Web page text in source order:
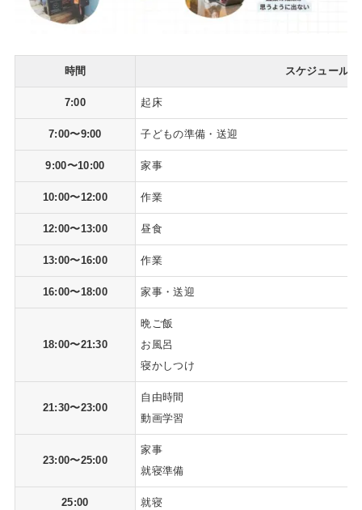
時間 スケジュール
7:00 起床
7:00〜9:00 子どもの準備・送迎
9:00〜10:00 家事
10:00〜12:00 作業
12:00〜13:00 昼食
13:00〜16:00 作業
16:00〜18:00 家事・送迎
18:00〜21:30
晩ご飯
お風呂
寝かしつけ
21:30〜23:00
自由時間
動画学習
23:00〜25:00
家事
就寝準備
25:00 就寝